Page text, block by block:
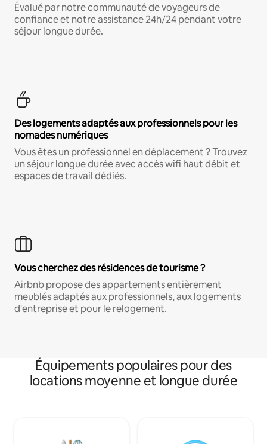
Évalué par notre communauté de voyageurs de
confiance et notre assistance 24h/24 pendant votre
séjour longue durée.
Des logements adaptés aux professionnels pour les
nomades numériques
Vous êtes un professionnel en déplacement ? Trouvez
un séjour longue durée avec accès wifi haut débit et
espaces de travail dédiés.
Vous cherchez des résidences de tourisme ?
Airbnb propose des appartements entièrement
meublés adaptés aux professionnels, aux logements
d'entreprise et pour le relogement.
Équipements populaires pour des
locations moyenne et longue durée